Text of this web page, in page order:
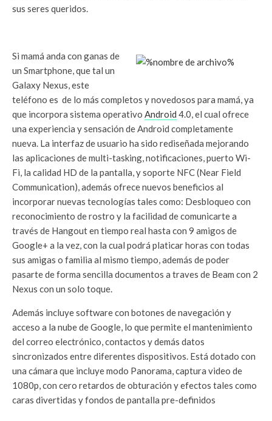
sus seres queridos.
Si mamá anda con ganas de
un Smartphone, que tal un
Galaxy Nexus, este
teléfono es de lo más completos y novedosos para mamá, ya
que incorpora sistema operativo Android 4.0, el cual ofrece
una experiencia y sensación de Android completamente
nueva. La interfaz de usuario ha sido rediseñada mejorando
las aplicaciones de multi-tasking, notificaciones, puerto Wi-
Fi, la calidad HD de la pantalla, y soporte NFC (Near Field
Communication), además ofrece nuevos beneficios al
incorporar nuevas tecnologías tales como: Desbloqueo con
reconocimiento de rostro y la facilidad de comunicarte a
través de Hangout en tiempo real hasta con 9 amigos de
Google+ a la vez, con la cual podrá platicar horas con todas
sus amigas o familia al mismo tiempo, además de poder
pasarte de forma sencilla documentos a traves de Beam con 2
Nexus con un solo toque.
Además incluye software con botones de navegación y
acceso a la nube de Google, lo que permite el mantenimiento
del correo electrónico, contactos y demás datos
sincronizados entre diferentes dispositivos. Está dotado con
una cámara que incluye modo Panorama, captura video de
1080p, con cero retardos de obturación y efectos tales como
caras divertidas y fondos de pantalla pre-definidos